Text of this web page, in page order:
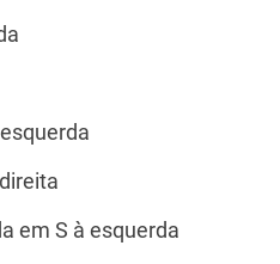
em S à esquerda